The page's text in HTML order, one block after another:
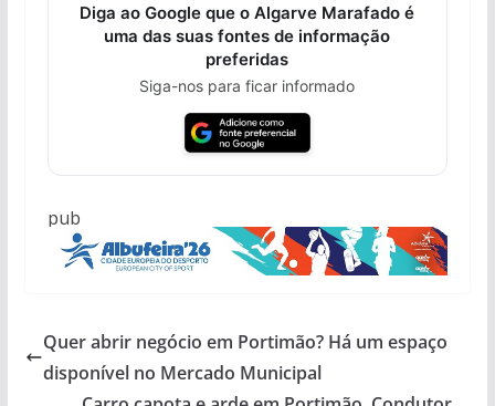
Diga ao Google que o Algarve Marafado é
uma das suas fontes de informação
preferidas
Siga-nos para ficar informado
pub
Quer abrir negócio em Portimão? Há um espaço
disponível no Mercado Municipal